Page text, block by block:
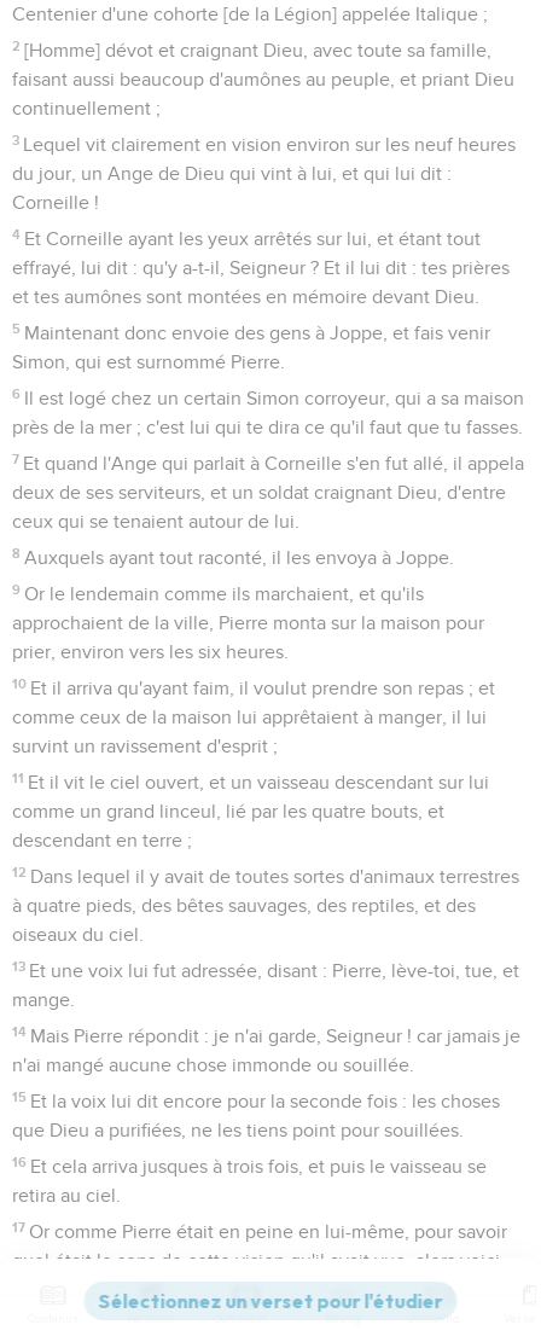
Centenier d'une cohorte [de la Légion] appelée Italique ;
2 [Homme] dévot et craignant Dieu, avec toute sa famille,
faisant aussi beaucoup d'aumônes au peuple, et priant Dieu
continuellement ;
3 Lequel vit clairement en vision environ sur les neuf heures
du jour, un Ange de Dieu qui vint à lui, et qui lui dit :
Corneille !
4 Et Corneille ayant les yeux arrêtés sur lui, et étant tout
effrayé, lui dit : qu'y a-t-il, Seigneur ? Et il lui dit : tes prières
et tes aumônes sont montées en mémoire devant Dieu.
5 Maintenant donc envoie des gens à Joppe, et fais venir
Simon, qui est surnommé Pierre.
6 Il est logé chez un certain Simon corroyeur, qui a sa maison
près de la mer ; c'est lui qui te dira ce qu'il faut que tu fasses.
7 Et quand l'Ange qui parlait à Corneille s'en fut allé, il appela
deux de ses serviteurs, et un soldat craignant Dieu, d'entre
ceux qui se tenaient autour de lui.
8 Auxquels ayant tout raconté, il les envoya à Joppe.
9 Or le lendemain comme ils marchaient, et qu'ils
approchaient de la ville, Pierre monta sur la maison pour
prier, environ vers les six heures.
10 Et il arriva qu'ayant faim, il voulut prendre son repas ; et
comme ceux de la maison lui apprêtaient à manger, il lui
survint un ravissement d'esprit ;
11 Et il vit le ciel ouvert, et un vaisseau descendant sur lui
comme un grand linceul, lié par les quatre bouts, et
descendant en terre ;
12 Dans lequel il y avait de toutes sortes d'animaux terrestres
à quatre pieds, des bêtes sauvages, des reptiles, et des
oiseaux du ciel.
13 Et une voix lui fut adressée, disant : Pierre, lève-toi, tue, et
mange.
14 Mais Pierre répondit : je n'ai garde, Seigneur ! car jamais je
n'ai mangé aucune chose immonde ou souillée.
15 Et la voix lui dit encore pour la seconde fois : les choses
que Dieu a purifiées, ne les tiens point pour souillées.
16 Et cela arriva jusques à trois fois, et puis le vaisseau se
retira au ciel.
17 Or comme Pierre était en peine en lui-même, pour savoir
quel était le sens de cette vision qu'il avait vue, alors voici,
les hommes envoyés par Corneille s'enquérant de la maison
de Simon, arrivèrent à la porte.
Versions Commentaires Strong